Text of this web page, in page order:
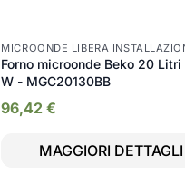
MICROONDE LIBERA
Forno microonde Beko 20
W - MGC20130BB
96,42€
MAGGIORI DETTAGLI